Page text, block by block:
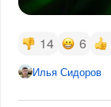
14 6
Илья Сидоров